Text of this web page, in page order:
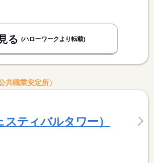
る (ハローワークより転載)
共職業安定所）
ティバルタワー）